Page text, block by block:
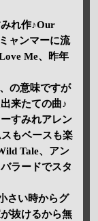
れ作♪Our
ャンマーに流
Me、昨年
の意味ですが
来たての曲♪
すみれアレン
もベースも楽
Tale、アン
ラードでスタ
さい時からグ
抜けるから無